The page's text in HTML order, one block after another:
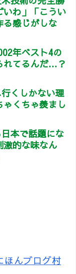
わ」「こうい
る感じがしな
年ベスト4の
れてるんだ…？
くしかない理
くちゃ羨まし
本で話題にな
的な味なん
ほんブログ村